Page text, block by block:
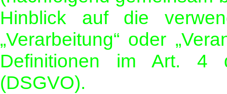
Hinblick auf die
„Verarbeitung“ oder
Definitionen im Art. 4
(DSGVO).